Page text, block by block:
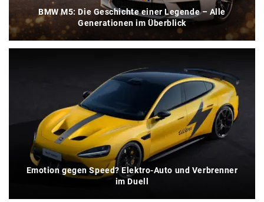
BMW M5: Die Geschichte einer Legende – Alle
Generationen im Überblick
Emotion gegen Speed? Elektro-Auto und Verbrenner
im Duell